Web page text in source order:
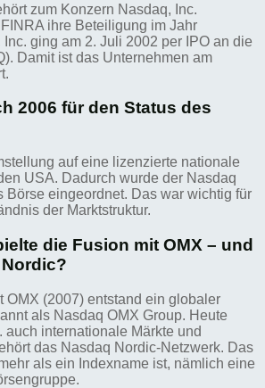
zum Konzern Nasdaq, Inc.
ihre Beteiligung im Jahr
ging am 2. Juli 2002 per IPO an die
Damit ist das Unternehmen am
2006 für den Status des
auf eine lizenzierte nationale
USA. Dadurch wurde der Nasdaq
Börse eingeordnet. Das war wichtig für
der Marktstruktur.
die Fusion mit OMX – und
OMX (2007) entstand ein globaler
als Nasdaq OMX Group. Heute
auch internationale Märkte und
das Nasdaq Nordic-Netzwerk. Das
als ein Indexname ist, nämlich eine